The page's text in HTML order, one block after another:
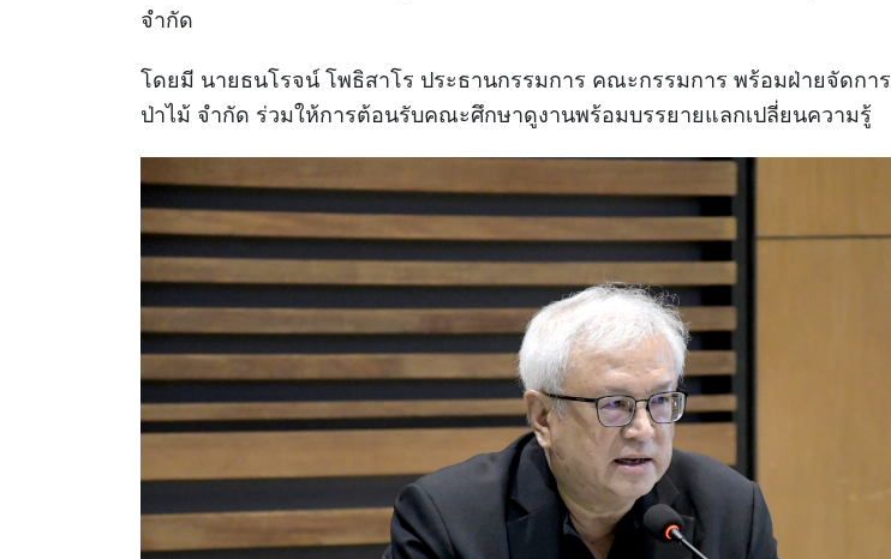
จำกัด
โดยมี นายธนโรจน์ โพธิสาโร ประธานกรรมการ คณะกรรมการ พร้อมฝ่ายจัดการ
ป่าไม้ จำกัด ร่วมให้การต้อนรับคณะศึกษาดูงานพร้อมบรรยายแลกเปลี่ยนความรู้